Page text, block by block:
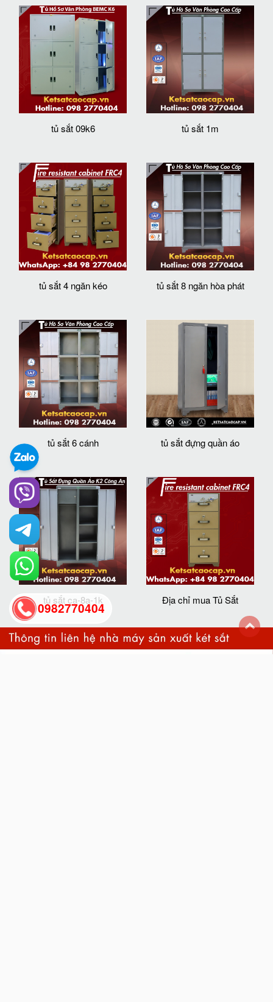
tủ sắt 09k6 tủ sắt 1m
tủ sắt 4 ngăn kéo tủ sắt 8 ngăn hòa phát
tủ sắt 6 cánh tủ sắt đựng quần áo
tủ sắt ca-8a-1k Địa chỉ mua Tủ Sắt
0982770404
back